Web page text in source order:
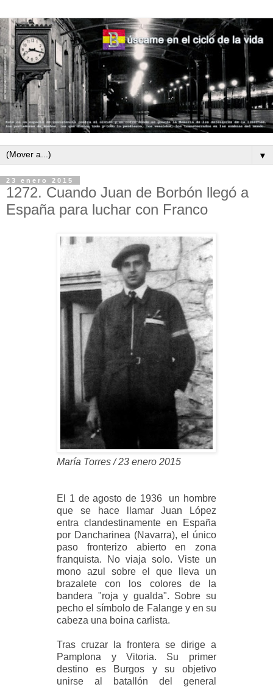
▼
23 enero 2015
1272. Cuando Juan de Borbón llegó a
España para luchar con Franco
María Torres / 23 enero 2015
El 1 de agosto de 1936 un hombre
que se hace llamar Juan López
entra clandestinamente en España
por Dancharinea (Navarra), el único
paso fronterizo abierto en zona
franquista. No viaja solo. Viste un
mono azul sobre el que lleva un
brazalete con los colores de la
bandera "roja y gualda". Sobre su
pecho el símbolo de Falange y en su
cabeza una boina carlista.
Tras cruzar la frontera se dirige a
Pamplona y Vitoria. Su primer
destino es Burgos y su objetivo
unirse al batallón del general